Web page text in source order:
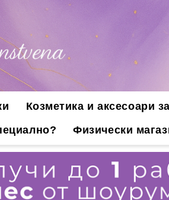
Козметика и аксесоари
Физически